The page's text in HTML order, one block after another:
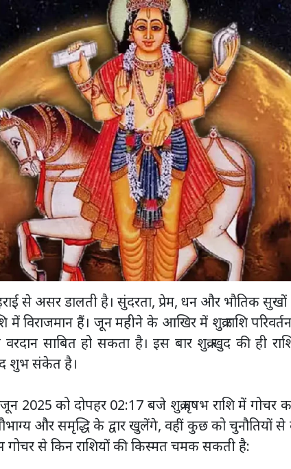
से असर डालती है। सुंदरता, प्रेम, धन और भौतिक सुखों
विराजमान हैं। जून महीने के आखिर में शुक्र राशि
साबित हो सकता है। इस बार शुक्र खुद की ही
शुभ संकेत है।
2025 को दोपहर 02:17 बजे शुक्र वृषभ राशि में गोचर
और समृद्धि के द्वार खुलेंगे, वहीं कुछ को चुनौतियों से
गोचर से किन राशियों की किस्मत चमक सकती है: